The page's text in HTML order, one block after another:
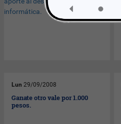
Lun 29/09/2008
Ganate otro vale por 1.000
pesos.